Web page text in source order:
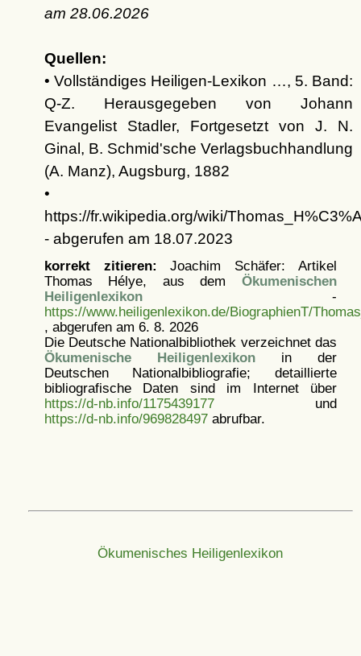
am 28.06.2026
Quellen:
• Vollständiges Heiligen-Lexikon …, 5. Band:
Q-Z. Herausgegeben von Johann
Evangelist Stadler, Fortgesetzt von J. N.
Ginal, B. Schmid'sche Verlagsbuchhandlung
(A. Manz), Augsburg, 1882
•
https://fr.wikipedia.org/wiki/
- abgerufen am 18.07.2023
korrekt zitieren: Joachim Schäfer: Artikel
Thomas Hélye, aus dem Ökumenischen
Heiligenlexikon-
https://www.heiligenlexikon.de/BiographienT/
, abgerufen am 6. 8. 2026
Die Deutsche Nationalbibliothek verzeichnet das
Ökumenische Heiligenlexikonin der
Deutschen Nationalbibliografie; detaillierte
bibliografische Daten sind im Internet über
https://d-nb.info/1175439177und
https://d-nb.info/969828497abrufbar.
Ökumenisches Heiligenlexikon